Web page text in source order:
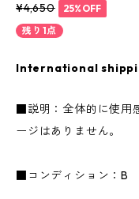
¥4,650
25%OFF
残り1点
International
■説明：全体的に使用
ージはありません。
■コンディション：B